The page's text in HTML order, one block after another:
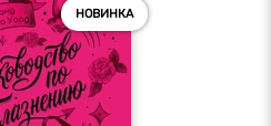
НОВИНКА